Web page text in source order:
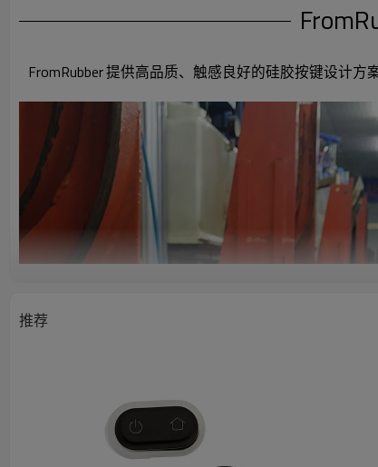
FromRubber 提供高品质、触感良好的硅胶按键设计
推荐